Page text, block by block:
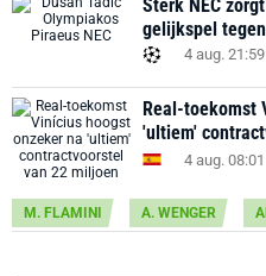
Sterk NEC
gelijkspel
4 aug. 21:59
Real-toekomst
'ultiem'
4 aug. 08:01
M. FLAMINI A. WENGER